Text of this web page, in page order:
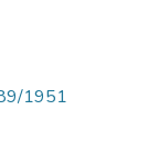
1951